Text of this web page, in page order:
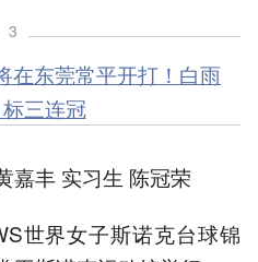
3
在东莞常平开打！白雨
三连冠
嘉丰 实习生 陈冠荣
世界女子斯诺克台球锦